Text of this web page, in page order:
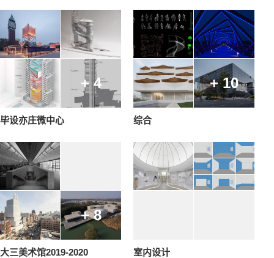
+ 4
毕设亦庄微中心
+ 10
综合
+ 8
大三美术馆2019-2020 室内设计